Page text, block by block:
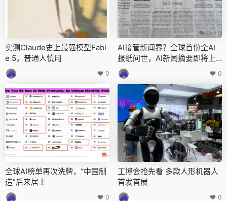
实测Claude史上最强模型Fabl
e 5，普通人慎用
0
AI接管新闻界？全球首份全AI
报纸问世，AI新闻摘要即将上
线
0
全球AI榜单再次洗牌，“中国制
造”后来居上
0
工博会抢先看 多款人形机器人
首发首展
0